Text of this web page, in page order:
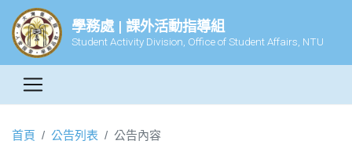
學務處 | 課外活動指導組
Student Activity Division, Office of Student Affairs, NTU
首頁 公告列表 公告內容